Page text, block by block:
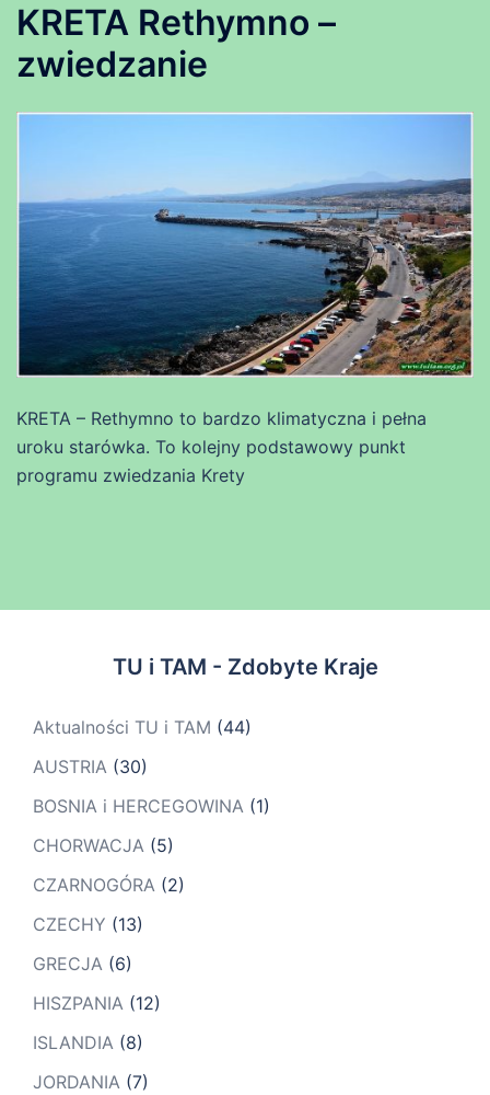
KRETA Rethymno –
zwiedzanie
KRETA – Rethymno to bardzo klimatyczna i pełna
uroku starówka. To kolejny podstawowy punkt
programu zwiedzania Krety
TU i TAM - Zdobyte Kraje
Aktualności TU i TAM (44)
AUSTRIA (30)
BOSNIA i HERCEGOWINA (1)
CHORWACJA (5)
CZARNOGÓRA (2)
CZECHY (13)
GRECJA (6)
HISZPANIA (12)
ISLANDIA (8)
JORDANIA (7)